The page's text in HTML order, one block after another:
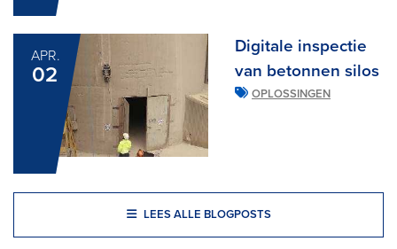
APR.
02
Digitale inspectie
van betonnen silos
OPLOSSINGEN
LEES ALLE BLOGPOSTS